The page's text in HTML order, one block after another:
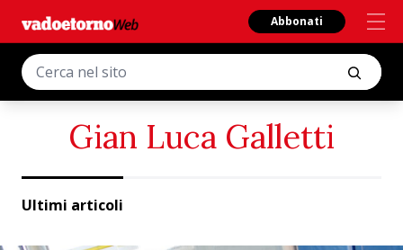
Abbonati
Gian Luca Galletti
Ultimi articoli